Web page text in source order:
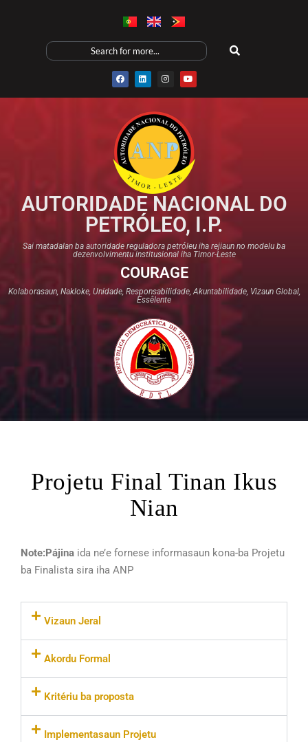
AUTORIDADE NACIONAL DO
PETRÓLEO, I.P.
Sai matadalan ba autoridade reguladora petróleu iha rejiaun no modelu ba
dezenvolvimentu institusional iha Timor-Leste
COURAGE
Kolaborasaun, Nakloke, Unidade, Responsabilidade, Akuntabilidade, Vizaun Global,
Essêlente
Projetu Final Tinan Ikus
Nian
Note:Pájina ida ne’e fornese informasaun kona-ba Projetu
ba Finalista sira iha ANP
Vizaun Jeral
Akordu Formal
Kritériu ba proposta
Implementasaun Projetu